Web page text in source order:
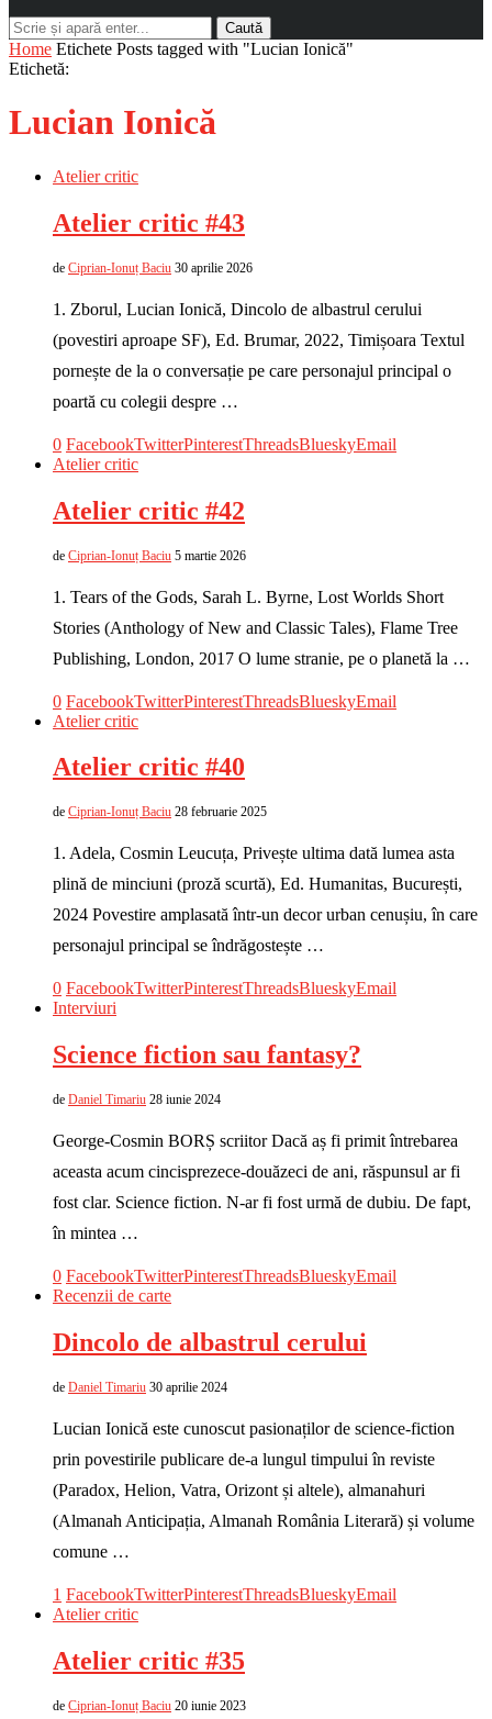
Caută
Home Etichete Posts tagged with "Lucian Ionică"
Etichetă:
Lucian Ionică
Atelier critic
Atelier critic #43
de Ciprian-Ionuț Baciu 30 aprilie 2026
1. Zborul, Lucian Ionică, Dincolo de albastrul cerului
(povestiri aproape SF), Ed. Brumar, 2022, Timișoara Textul
pornește de la o conversație pe care personajul principal o
poartă cu colegii despre …
0 FacebookTwitterPinterestThreadsBlueskyEmail
Atelier critic
Atelier critic #42
de Ciprian-Ionuț Baciu 5 martie 2026
1. Tears of the Gods, Sarah L. Byrne, Lost Worlds Short
Stories (Anthology of New and Classic Tales), Flame Tree
Publishing, London, 2017 O lume stranie, pe o planetă la …
0 FacebookTwitterPinterestThreadsBlueskyEmail
Atelier critic
Atelier critic #40
de Ciprian-Ionuț Baciu 28 februarie 2025
1. Adela, Cosmin Leucuța, Privește ultima dată lumea asta
plină de minciuni (proză scurtă), Ed. Humanitas, București,
2024 Povestire amplasată într-un decor urban cenușiu, în care
personajul principal se îndrăgostește …
0 FacebookTwitterPinterestThreadsBlueskyEmail
Interviuri
Science fiction sau fantasy?
de Daniel Timariu 28 iunie 2024
George-Cosmin BORȘ scriitor Dacă aș fi primit întrebarea
aceasta acum cincisprezece-douăzeci de ani, răspunsul ar fi
fost clar. Science fiction. N-ar fi fost urmă de dubiu. De fapt,
în mintea …
0 FacebookTwitterPinterestThreadsBlueskyEmail
Recenzii de carte
Dincolo de albastrul cerului
de Daniel Timariu 30 aprilie 2024
Lucian Ionică este cunoscut pasionaților de science-fiction
prin povestirile publicare de-a lungul timpului în reviste
(Paradox, Helion, Vatra, Orizont și altele), almanahuri
(Almanah Anticipația, Almanah România Literară) și volume
comune …
1 FacebookTwitterPinterestThreadsBlueskyEmail
Atelier critic
Atelier critic #35
de Ciprian-Ionuț Baciu 20 iunie 2023